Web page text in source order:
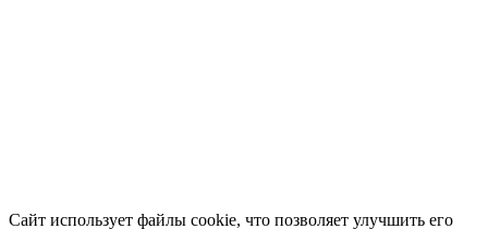
Сайт использует файлы cookie, что позволяет улучшить его